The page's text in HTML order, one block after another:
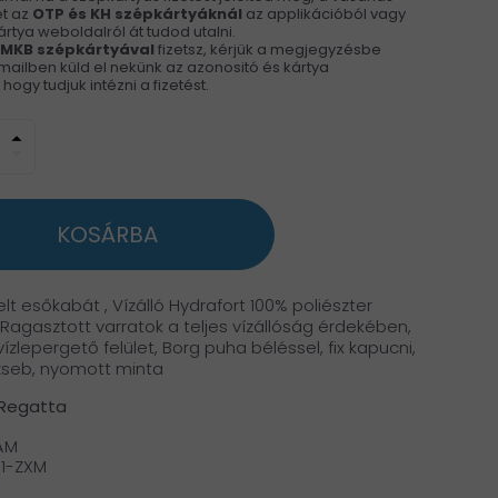
az OTP és KH szépkártyáknál az applikációból vagy
weboldalról át tudod utalni.
MKB szépkártyával fizetsz, kérjük a megjegyzésbe
küld el nekünk az azonositó és kártya
tudjuk intézni a fizetést.
arrow_drop_up
KOSÁRBA
esőkabát , Vízálló Hydrafort 100% poliészter
varratok a teljes vízállóság érdekében,
felület, Borg puha béléssel, fix kapucni,
nyomott minta
ZXM